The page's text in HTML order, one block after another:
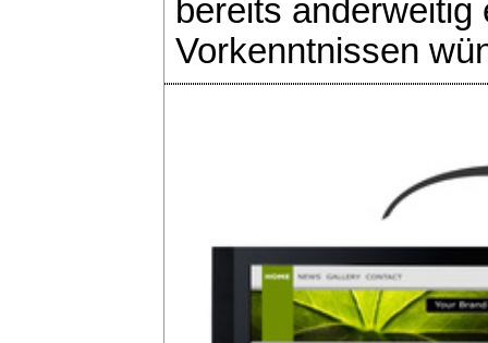
bereits
Vorkenntnissen